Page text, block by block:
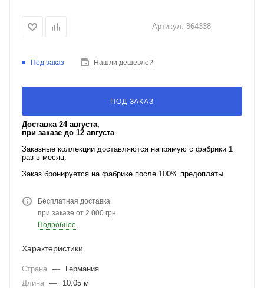
Артикул: 864338
Под заказ Нашли дешевле?
ПОД ЗАКАЗ
Доставка 24 августа,
при заказе до 12 августа
Заказные коллекции доставляются напрямую с фабрики 1
раз в месяц.
Заказ бронируется на фабрике после 100% предоплаты.
Бесплатная доставка
при заказе от 2 000 грн
Подробнее
Характеристики
Страна —
Германия
Длина —
10.05 м